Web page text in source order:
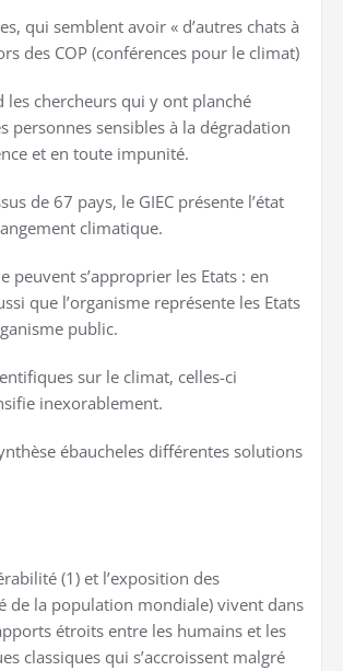
qui semblent avoir « d’autres chats à
des COP (conférences pour le climat)
chercheurs qui y ont planché
personnes sensibles à la dégradation
et en toute impunité.
de 67 pays, le GIEC présente l’état
climatique.
s’approprier les Etats : en
que l’organisme représente les Etats
public.
sur le climat, celles-ci
inexorablement.
ébaucheles différentes solutions
(1) et l’exposition des
de la population mondiale) vivent dans
étroits entre les humains et les
classiques qui s’accroissent malgré